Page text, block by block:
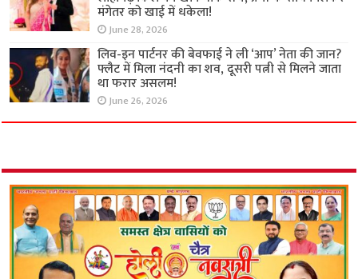
मंगेतर को खाई में धकेला!
June 28, 2026
लिव-इन पार्टनर की बेवफाई ने ली ‘आप’ नेता की जान?
फ्लैट में मिला नंदनी का शव, दूसरी पत्नी से मिलने जाता
था फरार असलम!
June 26, 2026